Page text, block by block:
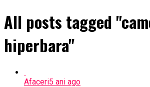
All posts tagged
hiperbara"
Afaceri5 ani ago